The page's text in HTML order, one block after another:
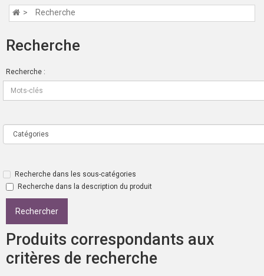
Recherche
Recherche
Recherche :
Recherche dans les sous-catégories
Recherche dans la description du produit
Produits correspondants aux
critères de recherche